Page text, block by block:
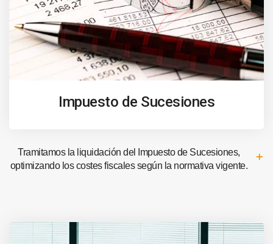
Impuesto de Sucesiones
Tramitamos la liquidación del Impuesto de Sucesiones,
optimizando los costes fiscales según la normativa vigente.